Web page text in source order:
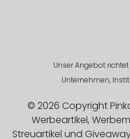
Unser Angebot
Unternehmen,
© 2026 Copyright
Werbeartikel,
Streuartikel und